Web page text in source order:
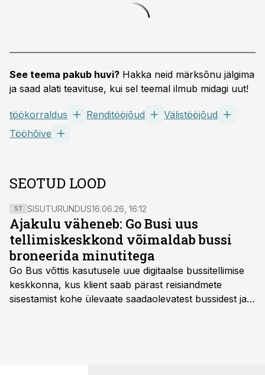
See teema pakub huvi? Hakka neid märksõnu jälgima
ja saad alati teavituse, kui sel teemal ilmub midagi uut!
töökorraldus Renditööjõud
Välistööjõud
Tööhõive
SEOTUD LOOD
ST SISUTURUNDUS16.06.26, 16:12
Ajakulu väheneb: Go Busi uus
tellimiskeskkond võimaldab bussi
broneerida minutitega
Go Bus võttis kasutusele uue digitaalse bussitellimise
keskkonna, kus klient saab pärast reisiandmete
sisestamist kohe ülevaate saadaolevatest bussidest ja